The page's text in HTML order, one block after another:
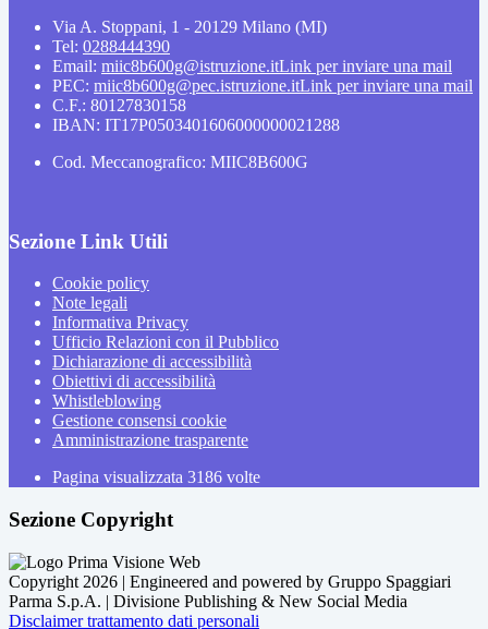
Via A. Stoppani, 1 - 20129 Milano (MI)
Tel: 0288444390
Email: miic8b600g@istruzione.itLink per inviare una mail
PEC: miic8b600g@pec.istruzione.itLink per inviare una mail
C.F.: 80127830158
IBAN: IT17P0503401606000000021288
Cod. Meccanografico: MIIC8B600G
Sezione Link Utili
Cookie policy
Note legali
Informativa Privacy
Ufficio Relazioni con il Pubblico
Dichiarazione di accessibilità
Obiettivi di accessibilità
Whistleblowing
Gestione consensi cookie
Amministrazione trasparente
Pagina visualizzata 3186 volte
Sezione Copyright
Copyright 2026 | Engineered and powered by Gruppo Spaggiari
Parma S.p.A. | Divisione Publishing & New Social Media
Disclaimer trattamento dati personali